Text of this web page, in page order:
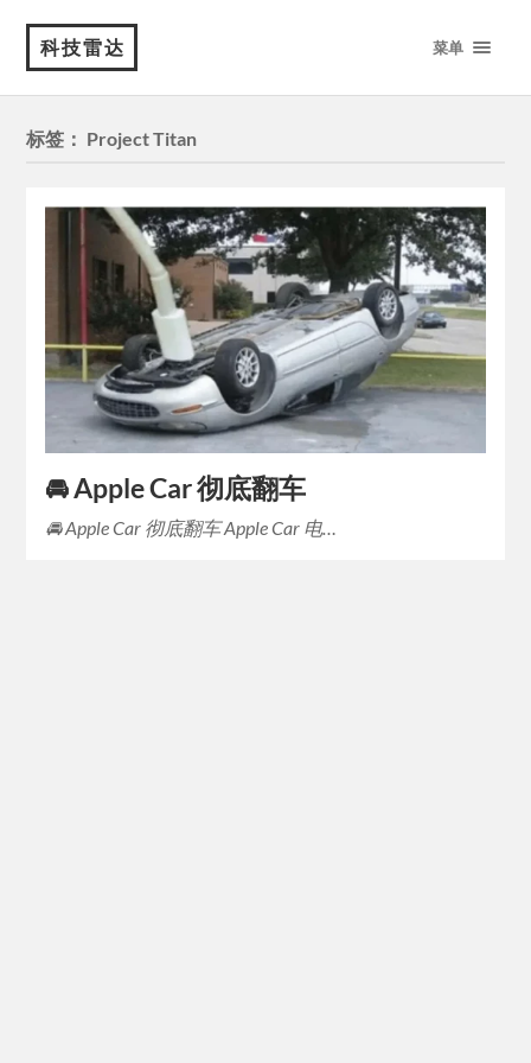
科技雷达 菜单
标签： Project Titan
🚘 Apple Car 彻底翻车
🚘 Apple Car 彻底翻车 Apple Car 电…